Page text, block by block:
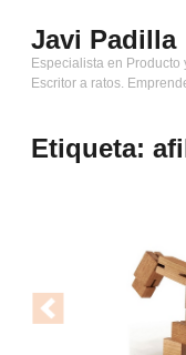
al
contenido
Javi Padilla
Especialista en Producto
Escritor a ratos.
Etiqueta: